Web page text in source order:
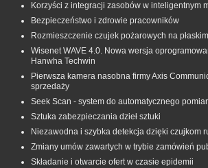
Korzyści z integracji zasobów w inteligentnym
Bezpieczeństwo i zdrowie pracowników
Rozmieszczenie czujek pożarowych na
Wisenet WAVE 4.0. Nowa wersja
Hanwha Techwin
Pierwsza kamera nasobna firmy Axis
sprzedaży
Seek Scan - system do automatycznego
Sztuka zabezpieczania dzieł sztuki
Niezawodna i szybka detekcja dzięki czujkom
Zmiany umów zawartych w trybie zamówień
Składanie i otwarcie ofert w czasie epidemii